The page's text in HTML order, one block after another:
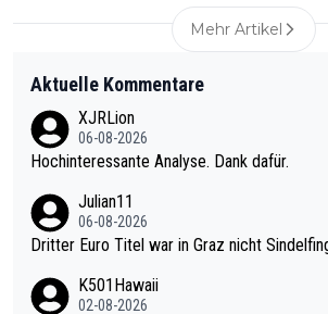
Mehr Artikel
Aktuelle Kommentare
XJRLion
06-08-2026
Hochinteressante Analyse. Dank dafür.
Julian11
06-08-2026
Dritter Euro Titel war in Graz nicht
K501Hawaii
02-08-2026